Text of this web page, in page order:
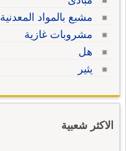
مشبع بالمواد المعدنية
مشروبات غازية
هل
يثير
الاكثر شعبية